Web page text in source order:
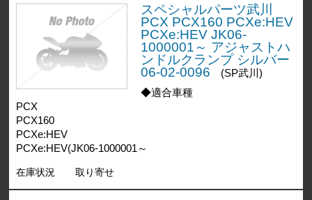
スペシャルパーツ武川
PCX PCX160 PCXe:HEV
PCXe:HEV JK06-
1000001～ アジャストハ
ンドルクランプ シルバー
06-02-0096
(SP武川)
◆適合車種
PCX
PCX160
PCXe:HEV
PCXe:HEV(JK06-1000001～
在庫状況 取り寄せ